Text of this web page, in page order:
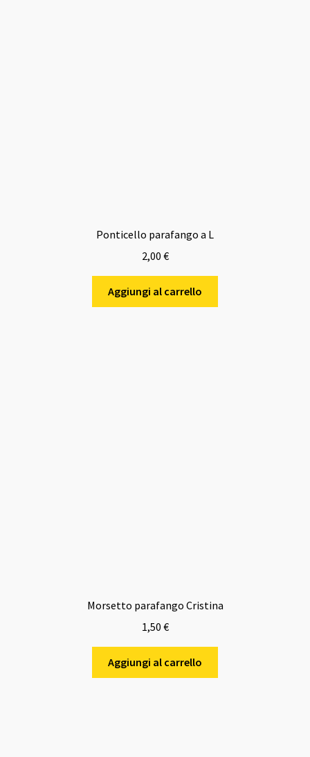
Ponticello parafango a L
2,00 €
Aggiungi al carrello
Morsetto parafango Cristina
1,50 €
Aggiungi al carrello